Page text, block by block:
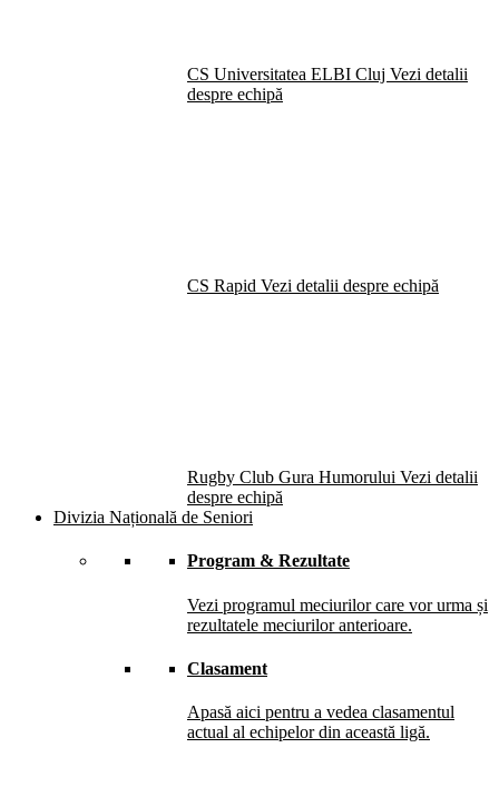
CS Universitatea ELBI Cluj Vezi detalii
despre echipă
CS Rapid Vezi detalii despre echipă
Rugby Club Gura Humorului Vezi detalii
despre echipă
Divizia Națională de Seniori
Program & Rezultate
Vezi programul meciurilor care vor urma și
rezultatele meciurilor anterioare.
Clasament
Apasă aici pentru a vedea clasamentul
actual al echipelor din această ligă.